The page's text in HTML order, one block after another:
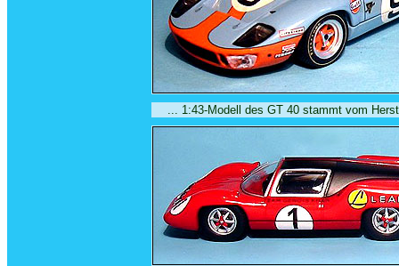
... 1:43-Modell des GT 40 stammt vom